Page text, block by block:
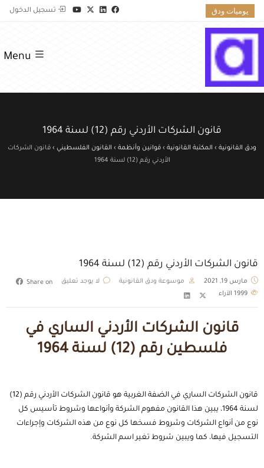
يوميات ودق تسجيل الدخول
Menu
قانون الشركات الأردني رقم (12) لسنة 1964
ودق القانونية › المكتبة القانونية › قوانين وأنظمة › القانون الفلسطيني › قانون الشركات
الأردني رقم (12) لسنة 1964
قانون الشركات الأردني رقم (12) لسنة 1964
مارس 19, 2021 موسوعة ودق القانونية
لا يوجد تعليق
الآراء
Share on
قانون الشركات الأردني الساري في
فلسطين رقم (12) لسنة 1964
قانون الشركات الساري في الضفة الغربية هو قانون الشركات الأردني رقم (12)
لسنة 1964، يبين هذا القانون مفهوم الشركة وأنواعها وشروط تأسيس كل
نوع من أنواع الشركات وشروط فسخها كل نوع من هذه الشركات وإجراءات
التسجيل فيها، كما ويبين شروط تغير اسم الشركة.